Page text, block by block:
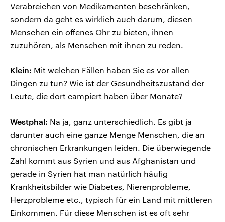
Verabreichen von Medikamenten beschränken,
sondern da geht es wirklich auch darum, diesen
Menschen ein offenes Ohr zu bieten, ihnen
zuzuhören, als Menschen mit ihnen zu reden.
Klein: Mit welchen Fällen haben Sie es vor allen
Dingen zu tun? Wie ist der Gesundheitszustand der
Leute, die dort campiert haben über Monate?
Westphal: Na ja, ganz unterschiedlich. Es gibt ja
darunter auch eine ganze Menge Menschen, die an
chronischen Erkrankungen leiden. Die überwiegende
Zahl kommt aus Syrien und aus Afghanistan und
gerade in Syrien hat man natürlich häufig
Krankheitsbilder wie Diabetes, Nierenprobleme,
Herzprobleme etc., typisch für ein Land mit mittleren
Einkommen. Für diese Menschen ist es oft sehr